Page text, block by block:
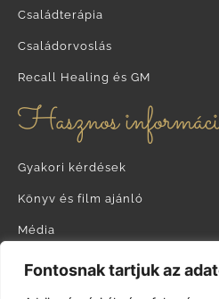
Fontosnak tartjuk az
Családterápia
Családorvoslás
Recall Healing és GM
Hasznos
Gyakori kérdések
Könyv és film ajánló
Média
Hírlevél feliratkozás